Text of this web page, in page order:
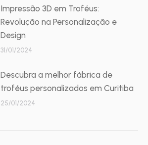
Impressão 3D em Troféus:
Revolução na Personalização e
Design
31/01/2024
Descubra a melhor fábrica de
troféus personalizados em Curitiba
25/01/2024